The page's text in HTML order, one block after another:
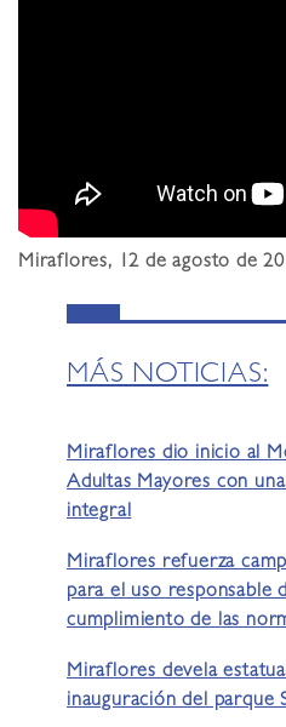
Miraflores, 12 de agosto de
MÁS NOTICIAS:
Miraflores dio inicio al
Adultas Mayores con
integral
Miraflores refuerza
para el uso responsable
cumplimiento de las
Miraflores devela
inauguración del parque